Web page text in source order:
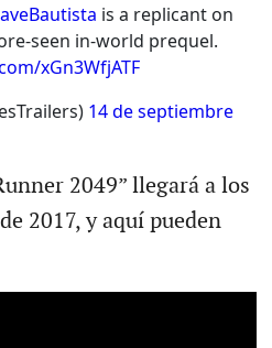
is a replicant on
seen in-world prequel.
xGn3WfjATF
14 de septiembre
2049” llegará a los
2017, y aquí pueden